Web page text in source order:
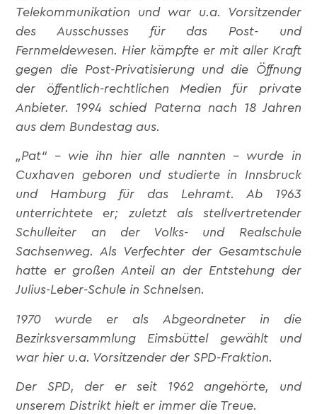
Telekommunikation und war u.a. Vorsitzender
des Ausschusses für das Post- und
Fernmeldewesen. Hier kämpfte er mit aller Kraft
gegen die Post-Privatisierung und die Öffnung
der öffentlich-rechtlichen Medien für private
Anbieter. 1994 schied Paterna nach 18 Jahren
aus dem Bundestag aus.
„Pat“ – wie ihn hier alle nannten – wurde in
Cuxhaven geboren und studierte in Innsbruck
und Hamburg für das Lehramt. Ab 1963
unterrichtete er; zuletzt als stellvertretender
Schulleiter an der Volks- und Realschule
Sachsenweg. Als Verfechter der Gesamtschule
hatte er großen Anteil an der Entstehung der
Julius-Leber-Schule in Schnelsen.
1970 wurde er als Abgeordneter in die
Bezirksversammlung Eimsbüttel gewählt und
war hier u.a. Vorsitzender der SPD-Fraktion.
Der SPD, der er seit 1962 angehörte, und
unserem Distrikt hielt er immer die Treue.